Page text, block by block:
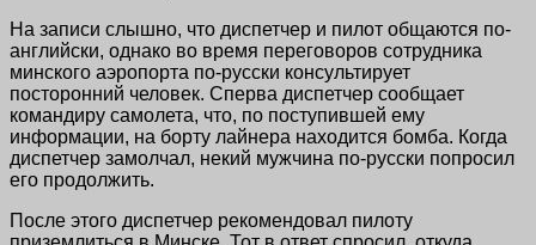
На записи слышно, что диспетчер и пилот общаются по-
английски, однако во время переговоров сотрудника
минского аэропорта по-русски консультирует
посторонний человек. Сперва диспетчер сообщает
командиру самолета, что, по поступившей ему
информации, на борту лайнера находится бомба. Когда
диспетчер замолчал, некий мужчина по-русски попросил
его продолжить.
После этого диспетчер рекомендовал пилоту